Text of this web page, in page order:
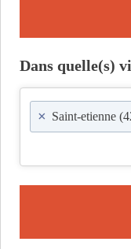
Dans quelle(s)
× Saint-etienne